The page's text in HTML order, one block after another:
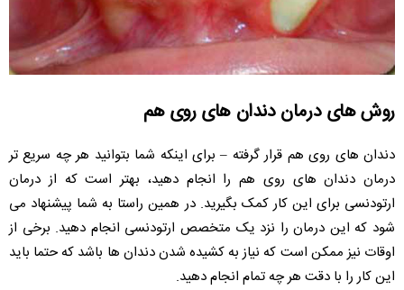
روش های درمان دندان های روی هم
دندان های روی هم قرار گرفته – برای اینکه شما بتوانید هر چه سریع تر
درمان دندان های روی هم را انجام دهید،‌ بهتر است که از درمان
ارتودنسی برای این کار کمک بگیرید. در همین راستا به شما پیشنهاد می
شود که این درمان را نزد یک متخصص ارتودنسی انجام دهید. برخی از
اوقات نیز ممکن است که نیاز به کشیده شدن دندان ها باشد که حتما باید
این کار را با دقت هر چه تمام انجام دهید.